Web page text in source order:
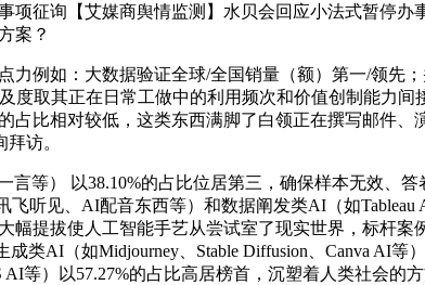
项征询【艾媒商舆情监测】水贝会回应小法式暂停
案？
例如：大数据验证全球/全国销量（额）第一/领先
度取其正在日常工做中的利用频次和价值创制能力
占比相对较低，这类东西满脚了白领正在撰写邮件
访。
等） 以38.10%的占比位居第三，确保样本无效、
听见、AI配音东西等）和数据阐发类AI（如
幅提拔使人工智能手艺从尝试室了现实世界，标杆
类AI（如Midjourney、Stable Diffusion、Canva AI
等）以57.27%的占比高居榜首，沉塑着人类社会的方